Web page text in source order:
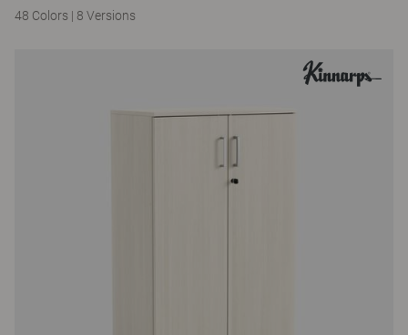
48 Colors | 8 Versions